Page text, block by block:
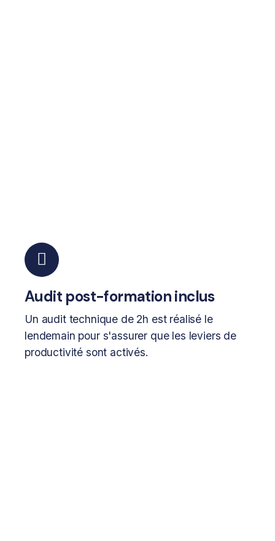
Audit post-formation inclus
Un audit technique de 2h est réalisé le
lendemain pour s'assurer que les leviers de
productivité sont activés.